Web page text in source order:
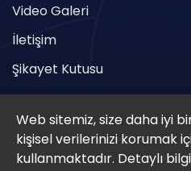
Video Galeri
İletişim
Şikayet Kutusu
Web sitemiz, size daha iyi
kişisel verilerinizi korumak
kullanmaktadır. Detaylı